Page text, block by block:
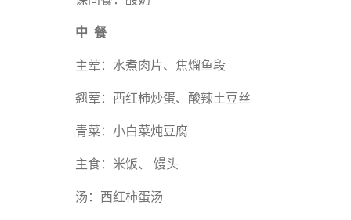
中 餐
主荤：水煮肉片、焦熘鱼段
翘荤：西红柿炒蛋、酸辣土豆丝
青菜：小白菜炖豆腐
主食：米饭、 馒头
汤：西红柿蛋汤